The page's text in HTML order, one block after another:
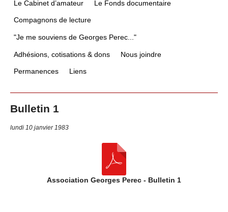
Le Cabinet d’amateur Le Fonds documentaire
Compagnons de lecture
"Je me souviens de Georges Perec..."
Adhésions, cotisations & dons Nous joindre
Permanences Liens
Bulletin 1
lundi 10 janvier 1983
Association Georges Perec - Bulletin 1